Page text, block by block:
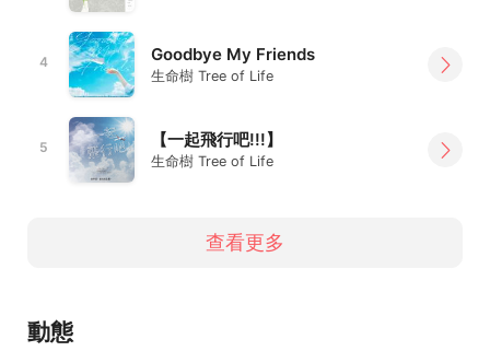
因為「相信」而湧現光芒的「微光少年」，要對得起曾經勇
敢的自己。
《生命樹 樂團歷程》
Members：Vocal & Guitar–小王子、Bass–小N、Drum–青
春。
Origin：Taiwan
Years Active：2010 - Present
張EP《風見雞》。
4 Goodbye My Friends
生命樹 Tree of Life
5 【一起飛行吧!!!】
生命樹 Tree of Life
查看更多
動態